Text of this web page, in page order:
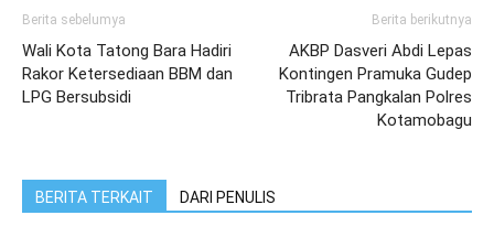
Berita sebelumya
Wali Kota Tatong Bara Hadiri
Rakor Ketersediaan BBM dan
LPG Bersubsidi
Berita berikutnya
AKBP Dasveri Abdi Lepas
Kontingen Pramuka Gudep
Tribrata Pangkalan Polres
Kotamobagu
BERITA TERKAIT DARI PENULIS